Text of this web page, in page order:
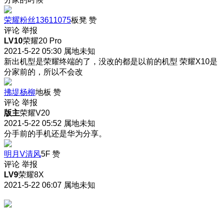
荣耀粉丝13611075板凳 赞
评论 举报
LV10荣耀20 Pro
2021-5-22 05:30 属地未知
新出机型是荣耀终端的了，没改的都是以前的机型 荣耀X10是
分家前的，所以不会改
拂堤杨柳地板 赞
评论 举报
版主荣耀V20
2021-5-22 05:52 属地未知
分手前的手机还是华为分享。
明月V清风5F 赞
评论 举报
LV9荣耀8X
2021-5-22 06:07 属地未知